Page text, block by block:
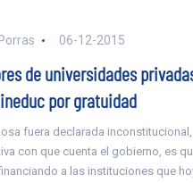
06-12-2015
de universidades
por gratuidad
fuera declarada
con que cuenta el gobierno, es
a las instituciones que